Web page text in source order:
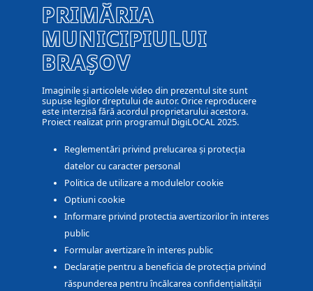
PRIMĂRIA
MUNICIPIULUI
BRAȘOV
Imaginile și articolele video din prezentul site sunt
supuse legilor dreptului de autor. Orice reproducere
este interzisă fără acordul proprietarului acestora.
Proiect realizat prin programul DigiLOCAL 2025.
Reglementări privind prelucarea și protecția
datelor cu caracter personal
Politica de utilizare a modulelor cookie
Optiuni cookie
Informare privind protectia avertizorilor în interes
public
Formular avertizare în interes public
Declarație pentru a beneficia de protecția privind
răspunderea pentru încălcarea confidențialității